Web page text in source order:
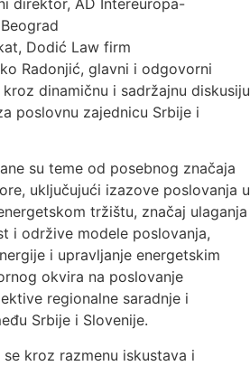
direktor, AD Intereuropa-
Dodić Law firm
Radonjić, glavni i odgovorni
dinamičnu i sadržajnu diskusiju
poslovnu zajednicu Srbije i
su teme od posebnog značaja
uključujući izazove poslovanja u
tržištu, značaj ulaganja
i održive modele poslovanja,
i upravljanje energetskim
okvira na poslovanje
regionalne saradnje i
Srbije i Slovenije.
kroz razmenu iskustava i